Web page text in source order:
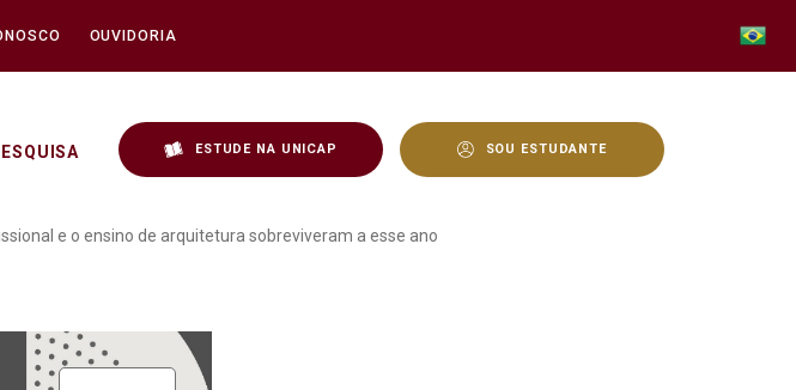
OUVIDORIA
ESTUDE NA UNICAP SOU ESTUDANTE
em torno de como a prática
e o ensino de arquitetura sobreviveram a esse ano